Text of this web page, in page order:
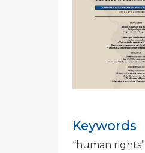
Keywords
“human rights”